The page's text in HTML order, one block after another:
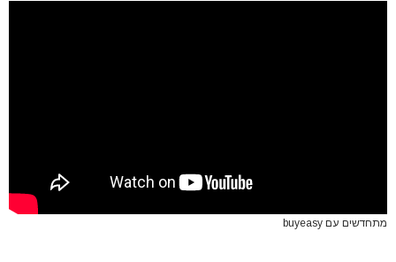
מתחדשים עם buyeasy